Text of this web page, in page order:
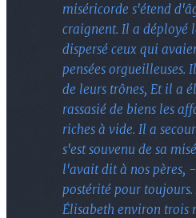
miséricorde s'étend
craignent. Il a déployé
dispersé ceux qui
pensées orgueilleuses.
de leurs trônes, Et il a
rassasié de biens les
riches à vide. Il a
s'est souvenu de sa
l'avait dit à nos pères,
postérité pour
Élisabeth environ trois